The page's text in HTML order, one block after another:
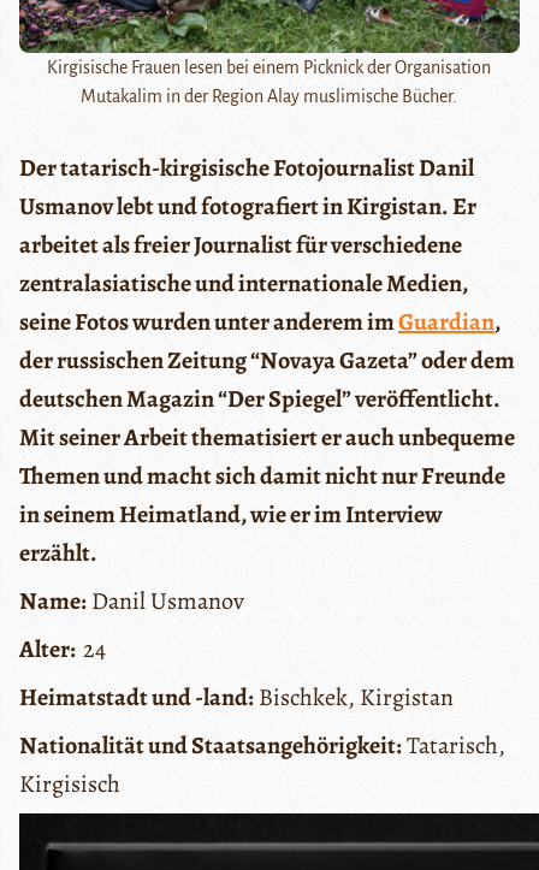
Kirgisische Frauen lesen bei einem Picknick der Organisation
Mutakalim in der Region Alay muslimische Bücher.
Der tatarisch-kirgisische Fotojournalist Danil
Usmanov lebt und fotografiert in Kirgistan. Er
arbeitet als freier Journalist für verschiedene
zentralasiatische und internationale Medien,
seine Fotos wurden unter anderem imGuardian,
der russischen Zeitung “Novaya Gazeta” oder dem
deutschen Magazin “Der Spiegel” veröffentlicht.
Mit seiner Arbeit thematisiert er auch unbequeme
Themen und macht sich damit nicht nur Freunde
in seinem Heimatland, wie er im Interview
erzählt.
Name:Danil Usmanov
Alter: 24
Heimatstadt und -land:Bischkek, Kirgistan
Nationalität und Staatsangehörigkeit:Tatarisch,
Kirgisisch